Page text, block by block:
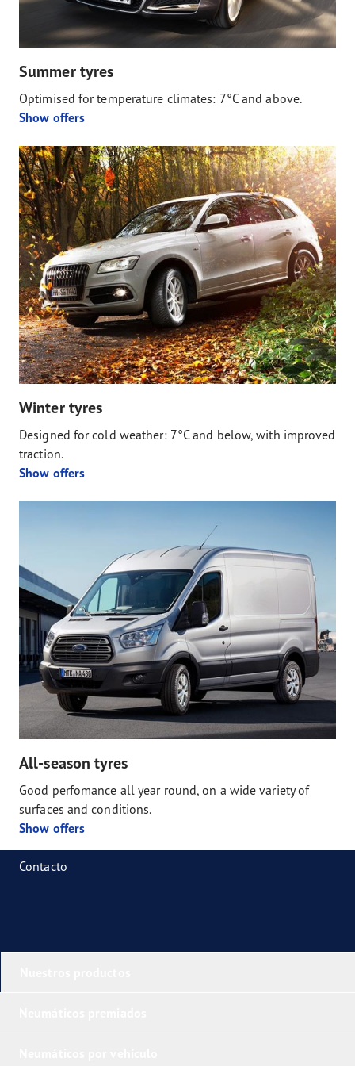
Summer tyres
Optimised for temperature climates: 7°C and above.
Show offers
Winter tyres
Designed for cold weather: 7°C and below, with improved
traction.
Show offers
All-season tyres
Good perfomance all year round, on a wide variety of
surfaces and conditions.
Show offers
Contacto